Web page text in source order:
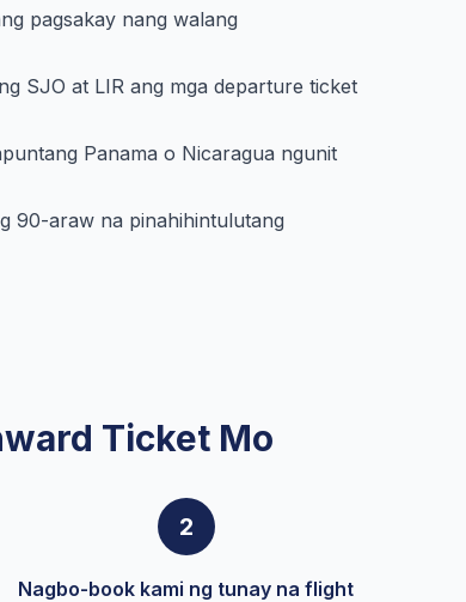
pagsakay nang walang
SJO at LIR ang mga departure ticket
Panama o Nicaragua ngunit
90-araw na pinahihintulutang
Ticket Mo
2
Nagbo-book kami ng tunay na flight